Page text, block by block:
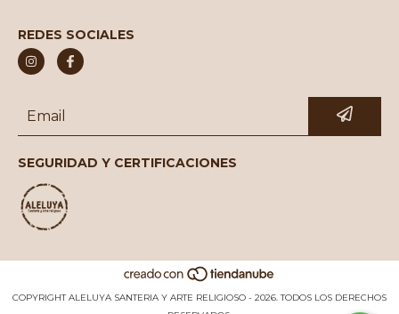
REDES SOCIALES
SEGURIDAD Y CERTIFICACIONES
COPYRIGHT ALELUYA SANTERIA Y ARTE RELIGIOSO - 2026. TODOS LOS DERECHOS